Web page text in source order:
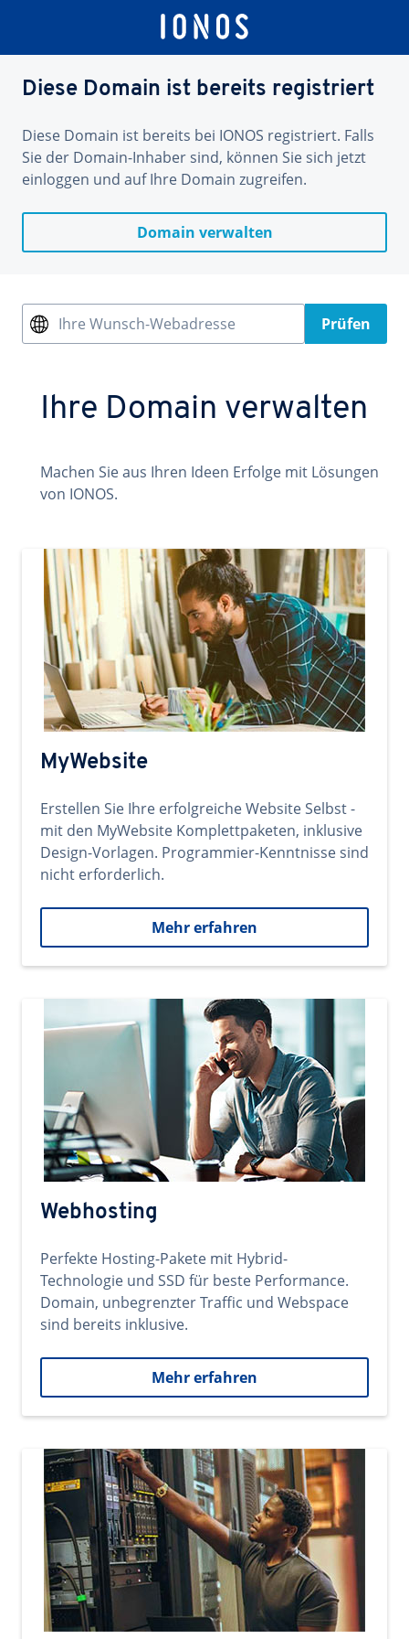
Diese Domain ist bereits registriert
Diese Domain ist bereits bei IONOS registriert. Falls
Sie der Domain-Inhaber sind, können Sie sich jetzt
einloggen und auf Ihre Domain zugreifen.
Domain verwalten
Ihre Wunsch-Webadresse Prüfen
Ihre Domain verwalten
Machen Sie aus Ihren Ideen Erfolge mit Lösungen
von IONOS.
MyWebsite
Erstellen Sie Ihre erfolgreiche Website Selbst -
mit den MyWebsite Komplettpaketen, inklusive
Design-Vorlagen. Programmier-Kenntnisse sind
nicht erforderlich.
Mehr erfahren
Webhosting
Perfekte Hosting-Pakete mit Hybrid-
Technologie und SSD für beste Performance.
Domain, unbegrenzter Traffic und Webspace
sind bereits inklusive.
Mehr erfahren